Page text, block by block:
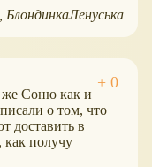
БлондинкаЛенуська
же Соню как и
о том, что
доставить в
как получу